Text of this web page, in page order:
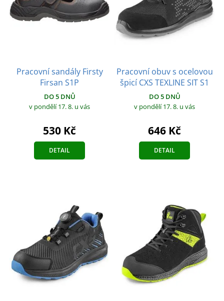
Pracovní sandály Firsty
Firsan S1P
DO 5 DNŮ
v pondělí 17. 8. u vás
530 Kč
DETAIL
Pracovní obuv s ocelovou
špicí CXS TEXLINE SIT S1
DO 5 DNŮ
v pondělí 17. 8. u vás
646 Kč
DETAIL